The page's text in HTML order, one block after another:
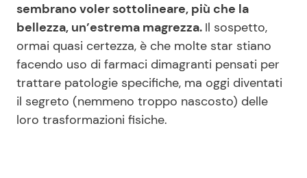
Seguici
Info
sembrano voler sottolineare, più che la
bellezza, un’estrema magrezza. Il sospetto,
ormai quasi certezza, è che molte star stiano
facendo uso di farmaci dimagranti pensati per
trattare patologie specifiche, ma oggi diventati
il segreto (nemmeno troppo nascosto) delle
loro trasformazioni fisiche.